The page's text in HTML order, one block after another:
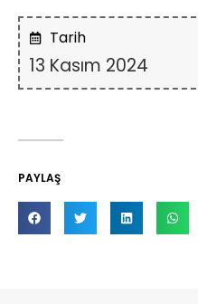
Tarih
13 Kasım 2024
PAYLAŞ